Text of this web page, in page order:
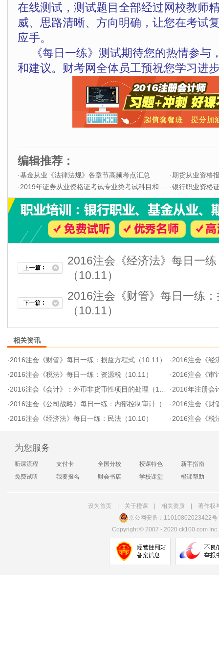
在线测试，测试题目全部经过网校教师
威、思路清晰、方向明确，让您在考试
应手。
《每日一练》测试期待您的热情参与
和建议。财考网全体员工预祝您学习进
编辑推荐：
·基金从业《法律法规》各章节高频考点汇总 ·期货从业资格
·2019年证券从业资格证考试专业类考试科目和题型 ·银行职业资格证
2016注会《经济法》每日一
（10.11）
2016注会《财管》每日一练
（10.11）
相关资讯
·2016注会《财管》每日一练：损益方程式（10.11） ·2016注会《经
·2016注会《税法》每日一练：资源税（10.11） ·2016注会《审
·2016注会《会计》：外币非货币性项目的处理（10.11） ·2016年注册会
·2016注会《公司战略》每日一练：内部控制审计（10.10） ·2016注会《财管
·2016注会《经济法》每日一练：民法（10.10） ·2016注会《税
为您服务
听课流程 支付卡 全国分校 授课特色
新手指南
免费试听
我要报名 财会书店 学校课堂 橙课帮助
设为首页| 关于橙课| 相关资质
著作权
京公网安备：11010802023422号
Copyright ©2007 - 2020 ck100.com